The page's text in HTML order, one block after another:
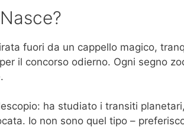
fuori da un cappello magico,
il concorso odierno. Ogni segno
ha studiato i transiti
Io non sono quel tipo –